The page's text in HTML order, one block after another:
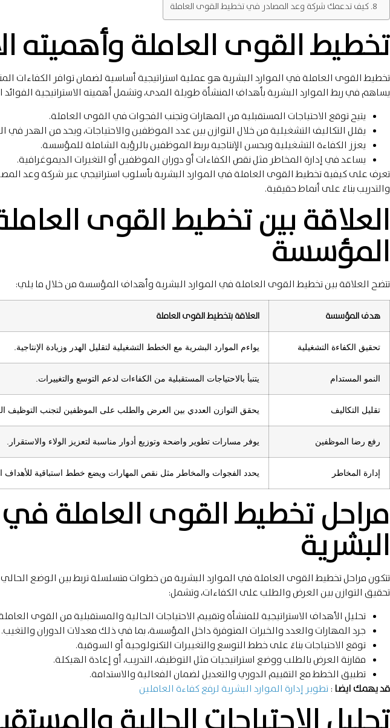
كيف تدعمك شركة وعد المصادر في تخطيط القوى العاملة
تخطيط القوى العاملة وأهميته
تخطيط القوى العاملة في الموارد البشرية هو عملية استراتيجية أساسية لضمان توافر الكفاءات
يساهم في ربط الموارد البشرية بأهداف المنشأة طويلة المدى، وتشمل أهميته الاستراتيجية الفوائد
يتيح توقع الاحتياجات المستقبلية من المهارات وتجنب الفجوات في القوى العاملة.
يقلل التكاليف التشغيلية من خلال التوازن بين عدد الموظفين والاحتياجات، ويحد من الهدر في
يعزز الكفاءة التشغيلية ويحسن الإنتاجية بربط الموظفين بالرؤية الشاملة للمؤسسة.
يساعد في إدارة المخاطر مثل نقص الكفاءات أو دوران الموظفين أو التغيرات الديموغرافية.
تعرف على كيفيةتخطيط القوى العاملة في الموارد البشرية بأسلوب استراتيجي عبر شركة وعد
والتدريب بناءً على أنماط حقيقية.
العلاقة بين تخطيط القوى
المؤسسة
تتضح العلاقة بين تخطيط القوى العاملة في الموارد البشرية وأهداف المؤسسة من خلال ما يلي:
هدف المؤسسة العلاقة بتخطيط القوى العاملة
تحقيق الكفاءة التشغيلية يواءم الموارد البشرية مع الخطط التشغيلية لتقليل الهدر وزيادة الإنتاجية.
النمو المستدام يتنبأ بالاحتياجات المستقبلية من الكفاءات لدعم التوسع والتغييرات.
تقليل التكاليف يحقق التوازن العددي بين العرض والطلب على الموظفين لتجنب التوظيف
رفع رضا الموظفين يوفر مسارات تطوير واضحة وتوزيع أدوار مناسبة لتعزيز الولاء والاستقرار.
إدارة المخاطر يحدد الفجوات والمخاطر مثل نقص المهارات ويضع خطط استباقية للأهداف
مراحل تخطيط القوى العاملة في
البشرية
تتكون مراحل تخطيط القوى العاملة في الموارد البشرية من خطوات متسلسلة تربط بين الوضع الحالي
تحقيق التوازن بين العرض والطلب على الكفاءات، وتشمل:
تحليل الأهداف الاستراتيجية للمنشأة وتقييم الاحتياجات الحالية والمستقبلية من القوى
جرد المهارات والعدد والخبرات المتوفرة داخل المؤسسة، بما في ذلك معدلات الدوران والتغيب.
توقع الاحتياجات بناءً على خطط التوسع والتغييرات التكنولوجية أو السوقية.
مقارنة العرض بالطلب ووضع استراتيجيات مثل التوظيف، التدريب، أو إعادة الهيكلة.
تطبيق الخطط مع التقييم الدوري والتعديل لضمان الفعالية والاستدامة.
قد يهمك ايضا : تطوير إدارة الموارد البشرية لرفع كفاءة العاملين
تحليل الاحتياجات الحالية